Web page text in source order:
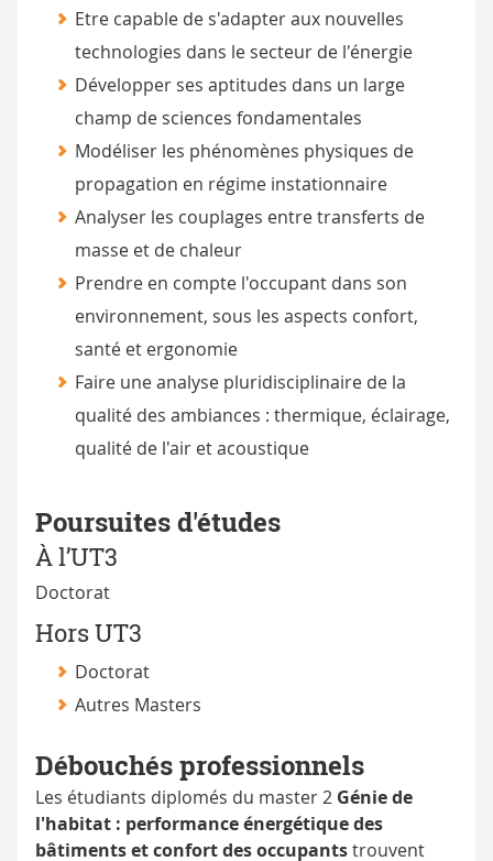
Etre capable de s'adapter aux nouvelles
technologies dans le secteur de l'énergie
Développer ses aptitudes dans un large
champ de sciences fondamentales
Modéliser les phénomènes physiques de
propagation en régime instationnaire
Analyser les couplages entre transferts de
masse et de chaleur
Prendre en compte l'occupant dans son
environnement, sous les aspects confort,
santé et ergonomie
Faire une analyse pluridisciplinaire de la
qualité des ambiances : thermique, éclairage,
qualité de l'air et acoustique
Poursuites d'études
À l’UT3
Doctorat
Hors UT3
Doctorat
Autres Masters
Débouchés professionnels
Les étudiants diplomés du master 2 Génie de
l'habitat : performance énergétique des
bâtiments et confort des occupantstrouvent